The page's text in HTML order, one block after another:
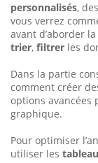
personnalisés, des
vous verrez
avant d’aborder
trier, filtrer les
Dans la partie
comment créer
options avancées
graphique.
Pour optimiser
utiliser les